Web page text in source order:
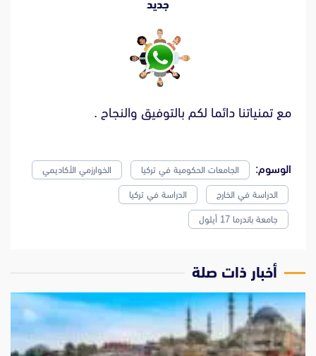
جديد
مع تمنياتنا دائما لكم بالتوفيق والنجاح .
الوسوم: الجامعات الحكومية في تركيا الخوارزمي الأكاديمي
الدراسة في الخارج الدراسة في تركيا
جامعة باندرما 17 أيلول
‫أخبار ذات صلة